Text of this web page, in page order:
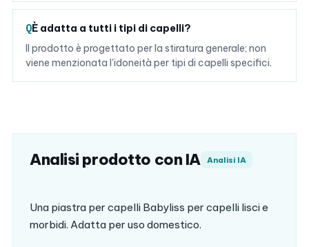
È adatta a tutti i tipi di capelli?
Il prodotto è progettato per la stiratura generale; non
viene menzionata l'idoneità per tipi di capelli specifici.
Analisi prodotto con IA Analisi IA
Una piastra per capelli Babyliss per capelli lisci e
morbidi. Adatta per uso domestico.